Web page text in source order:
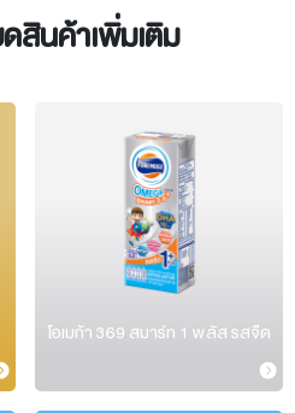
สินค้าเพิ่มเติม
โอเมก้า 369 สมาร์ท 1 พลัส รสจืด